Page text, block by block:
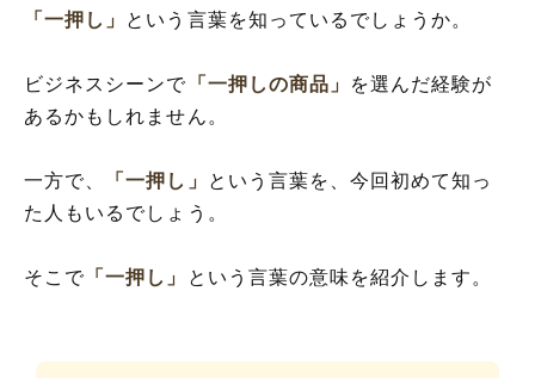
「一押し」 という言葉を知っているでしょうか。
ビジネスシーンで 「一押しの商品」
を選んだ経験が
あるかもしれません。
一方で、 「一押し」
という言葉を、今回初めて知っ
た人もいるでしょう。
そこで 「一押し」 という言葉の意味を紹介します。